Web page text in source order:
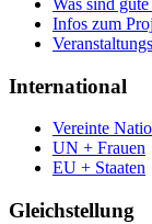
Infos zum
International
Vereinte
UN + Frauen
EU + Staaten
Gleichstellung